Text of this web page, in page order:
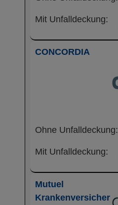
Mit Unfalldeckung:
CONCORDIA
Ohne Unfalldeckung:
Mit Unfalldeckung:
Mutuel
Krankenversicher